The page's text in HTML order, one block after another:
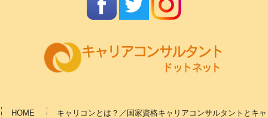
HOME
キャリコンとは？／国家資格キャリアコンサルタントとキャ